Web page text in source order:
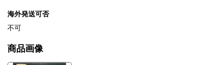
海外発送可否
不可
商品画像